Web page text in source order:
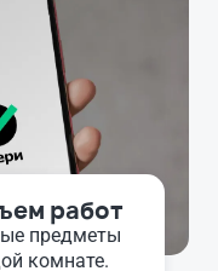
работ
предметы
комнате.